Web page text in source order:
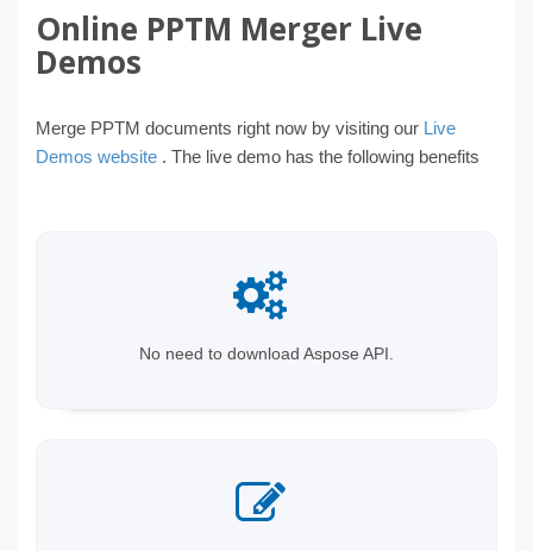
Online PPTM Merger Live
Demos
Merge PPTM documents right now by visiting our Live
Demos website . The live demo has the following benefits
No need to download Aspose API.